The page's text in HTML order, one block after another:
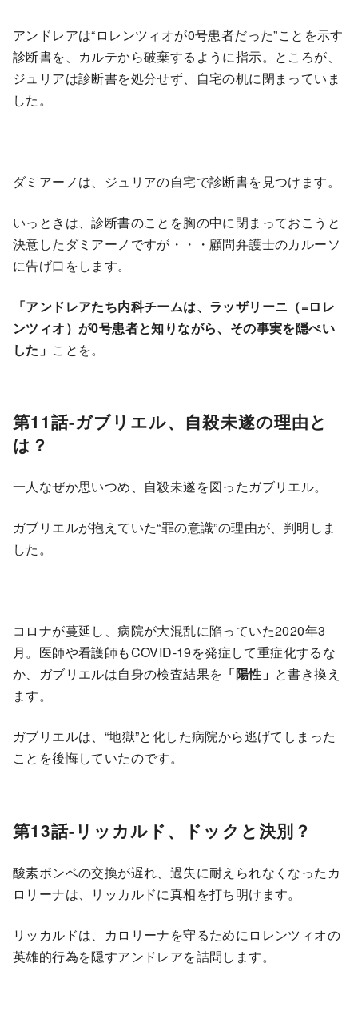
アンドレアは“ロレンツィオが0号患者だった”ことを示す
診断書を、カルテから破棄するように指示。ところが、
ジュリアは診断書を処分せず、自宅の机に閉まっていま
した。
ダミアーノは、ジュリアの自宅で診断書を見つけます。
いっときは、診断書のことを胸の中に閉まっておこうと
決意したダミアーノですが・・・顧問弁護士のカルーソ
に告げ口をします。
「アンドレアたち内科チームは、ラッザリーニ（=ロレ
ンツィオ）が0号患者と知りながら、その事実を隠ぺい
した」 ことを。
第11話-ガブリエル、自殺未遂の理由と
は？
一人なぜか思いつめ、自殺未遂を図ったガブリエル。
ガブリエルが抱えていた“罪の意識”の理由が、判明しま
した。
コロナが蔓延し、病院が大混乱に陥っていた2020年3
月。医師や看護師もCOVID-19を発症して重症化するな
か、ガブリエルは自身の検査結果を 「陽性」 と書き換え
ます。
ガブリエルは、“地獄”と化した病院から逃げてしまった
ことを後悔していたのです。
第13話-リッカルド、ドックと決別？
酸素ボンベの交換が遅れ、過失に耐えられなくなったカ
ロリーナは、リッカルドに真相を打ち明けます。
リッカルドは、カロリーナを守るためにロレンツィオの
英雄的行為を隠すアンドレアを詰問します。